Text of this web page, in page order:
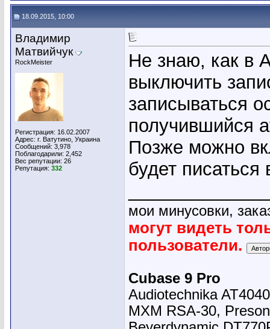
18.09.2015, 10:00
Владимир
Матвийчук
RockMeister
Регистрация: 16.02.2007
Адрес: г. Ватутино, Украина
Сообщений: 3,978
Поблагодарили: 2,452
Вес репутации: 26
Репутация: 332
Не знаю, как в
выключить
записываться
получившийся
Позже можно
будет
мои минусовки,
могут видеть
пользователи.
Cubase 9 Pro
Audiotechnika
MXM RSA-30,